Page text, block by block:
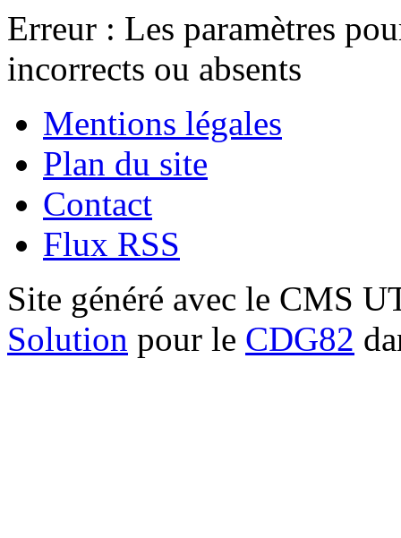
Erreur : Les paramètres
incorrects ou absents
Mentions légales
Plan du site
Contact
Flux RSS
Site généré avec le CMS
Solution pour le CDG82